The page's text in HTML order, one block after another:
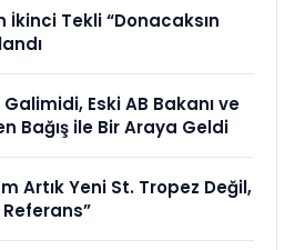
İkinci Tekli “Donacaksın
Eski AB Bakanı ve
Bağış ile Bir Araya Geldi
Artık Yeni St. Tropez Değil,
Referans”